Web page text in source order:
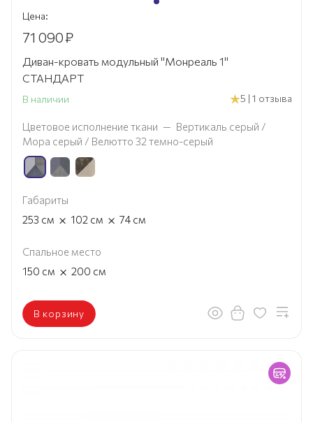
Цена:
71 090₽
Диван-кровать модульный "Монреаль 1"
СТАНДАРТ
В наличии 5 | 1 отзыва
Цветовое исполнение ткани — Вертикаль серый /
Мора серый / Велютто 32 темно-серый
Габариты
253 см × 102 см × 74 см
Спальное место
150 см × 200 см
В корзину